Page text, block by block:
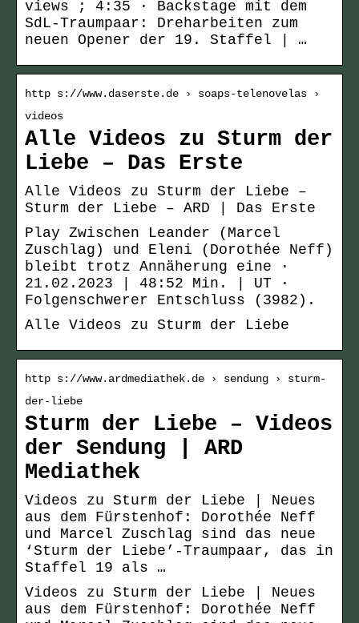
views ; 4:35 · Backstage mit dem
SdL-Traumpaar: Dreharbeiten zum
neuen Opener der 19. Staffel | …
http s://www.daserste.de › soaps-telenovelas ›
videos
Alle Videos zu Sturm der
Liebe – Das Erste
Alle Videos zu Sturm der Liebe –
Sturm der Liebe – ARD | Das Erste
Play Zwischen Leander (Marcel
Zuschlag) und Eleni (Dorothée Neff)
bleibt trotz Annäherung eine ·
21.02.2023 | 48:52 Min. | UT ·
Folgenschwerer Entschluss (3982).
Alle Videos zu Sturm der Liebe
http s://www.ardmediathek.de › sendung › sturm-
der-liebe
Sturm der Liebe – Videos
der Sendung | ARD
Mediathek
Videos zu Sturm der Liebe | Neues
aus dem Fürstenhof: Dorothée Neff
und Marcel Zuschlag sind das neue
‘Sturm der Liebe’-Traumpaar, das in
Staffel 19 als …
Videos zu Sturm der Liebe | Neues
aus dem Fürstenhof: Dorothée Neff